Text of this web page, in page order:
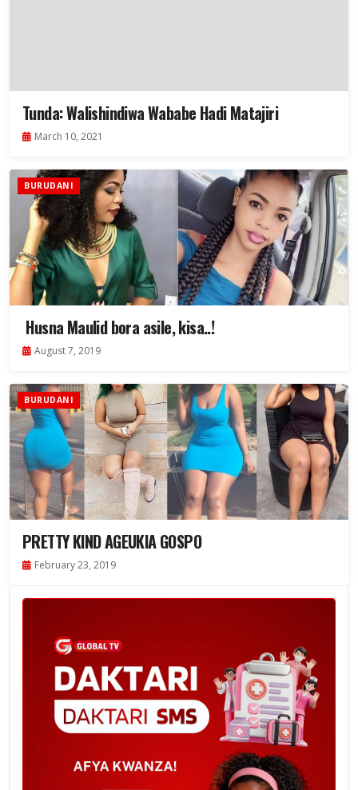
Tunda: Walishindiwa Wababe Hadi Matajiri
March 10, 2021
BURUDANI
Husna Maulid bora asile, kisa..!
August 7, 2019
BURUDANI
PRETTY KIND AGEUKIA GOSPO
February 23, 2019